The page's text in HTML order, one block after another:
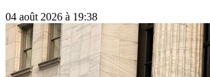
04 août 2026 à 19:38